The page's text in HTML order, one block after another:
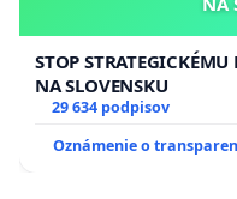
STOP
NA SLOVENSKU
29 634 podpisov
Oznámenie o